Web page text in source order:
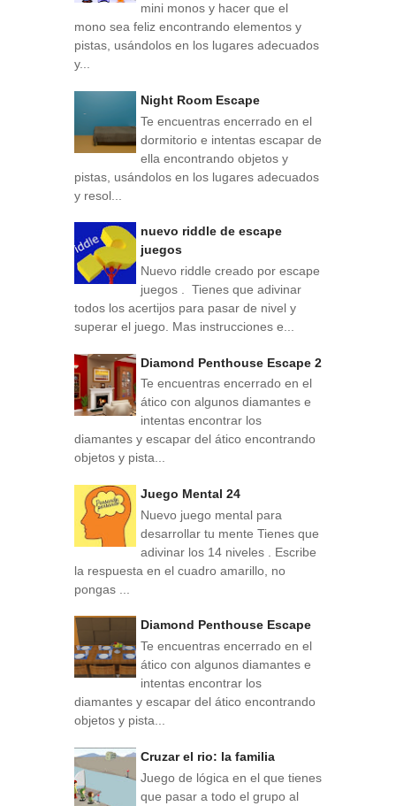
mini monos y hacer que el
mono sea feliz encontrando elementos y
pistas, usándolos en los lugares adecuados
y...
Night Room Escape
Te encuentras encerrado en el
dormitorio e intentas escapar de
ella encontrando objetos y
pistas, usándolos en los lugares adecuados
y resol...
nuevo riddle de escape
juegos
Nuevo riddle creado por escape
juegos . Tienes que adivinar
todos los acertijos para pasar de nivel y
superar el juego. Mas instrucciones e...
Diamond Penthouse Escape 2
Te encuentras encerrado en el
ático con algunos diamantes e
intentas encontrar los
diamantes y escapar del ático encontrando
objetos y pista...
Juego Mental 24
Nuevo juego mental para
desarrollar tu mente Tienes que
adivinar los 14 niveles . Escribe
la respuesta en el cuadro amarillo, no
pongas ...
Diamond Penthouse Escape
Te encuentras encerrado en el
ático con algunos diamantes e
intentas encontrar los
diamantes y escapar del ático encontrando
objetos y pista...
Cruzar el rio: la familia
Juego de lógica en el que tienes
que pasar a todo el grupo al